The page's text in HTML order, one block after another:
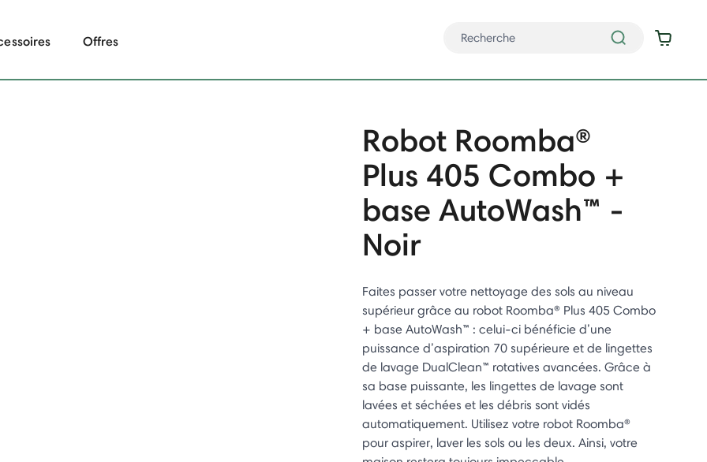
Offres
Robot Roomba®
Plus 405 Combo +
base AutoWash™ -
Noir
Faites passer votre nettoyage des sols au niveau
supérieur grâce au robot Roomba® Plus 405 Combo
+ base AutoWash™ : celui-ci bénéficie d’une
puissance d’aspiration 70 supérieure et de lingettes
de lavage DualClean™ rotatives avancées. Grâce à
sa base puissante, les lingettes de lavage sont
lavées et séchées et les débris sont vidés
automatiquement. Utilisez votre robot Roomba®
pour aspirer, laver les sols ou les deux. Ainsi, votre